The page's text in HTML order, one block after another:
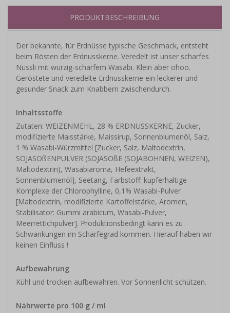
PRODUKTBESCHREIBUNG
Der bekannte, für Erdnüsse typische Geschmack, entsteht
beim Rösten der Erdnusskerne. Veredelt ist unser scharfes
Nüssli mit würzig-scharfem Wasabi. Klein aber ohoo.
Geröstete und veredelte Erdnusskerne ein leckerer und
gesunder Snack zum Knabbern zwischendurch.
Inhaltsstoffe
Zutaten: WEIZENMEHL, 28 % ERDNUSSKERNE, Zucker,
modifizierte Maisstärke, Maissirup, Sonnenblumenöl, Salz,
1 % Wasabi-Würzmittel [Zucker, Salz, Maltodextrin,
SOJASOßENPULVER (SOJASOßE (SOJABOHNEN, WEIZEN),
Maltodextrin), Wasabiaroma, Hefeextrakt,
Sonnenblumenöl], Seetang, Farbstoff: kupferhaltige
Komplexe der Chlorophylline, 0,1% Wasabi-Pulver
[Maltodextrin, modifizierte Kartoffelstärke, Aromen,
Stabilisator: Gummi arabicum, Wasabi-Pulver,
Meerrettichpulver]. Produktionsbedingt kann es zu
Schwankungen im Schärfegrad kommen. Hierauf haben wir
keinen Einfluss !
Aufbewahrung
Kühl und trocken aufbewahren. Vor Sonnenlicht schützen.
Nährwerte pro 100 g / ml